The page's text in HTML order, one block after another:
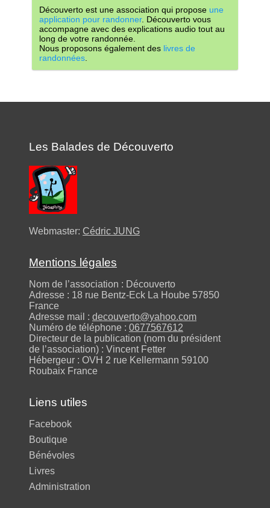
Découverto est une association qui propose une
application pour randonner. Découverto vous
accompagne avec des explications audio tout au
long de votre randonnée.
Nous proposons également des livres de
randonnées
Les Balades de Découverto
Webmaster: Cédric JUNG
Mentions légales
Nom de l’association : Découverto
Adresse : 18 rue Bentz-Eck La Hoube 57850
France
Adresse mail : decouverto@yahoo.com
Numéro de téléphone : 0677567612
Directeur de la publication (nom du président
de l’association) : Vincent Fetter
Hébergeur : OVH 2 rue Kellermann 59100
Roubaix France
Liens utiles
Facebook
Boutique
Bénévoles
Livres
Administration